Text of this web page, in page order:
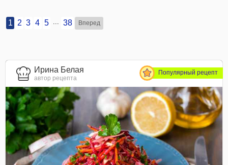
1 2 3 4 5 38 Вперед
Ирина Белая
автор рецепта
Популярный рецепт